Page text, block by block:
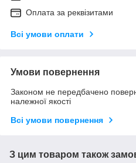
Оплата за реквізитами
Всі умови оплати
Умови повернення
Законом не передбачено
належної якості
Всі умови повернення
З цим товаром також